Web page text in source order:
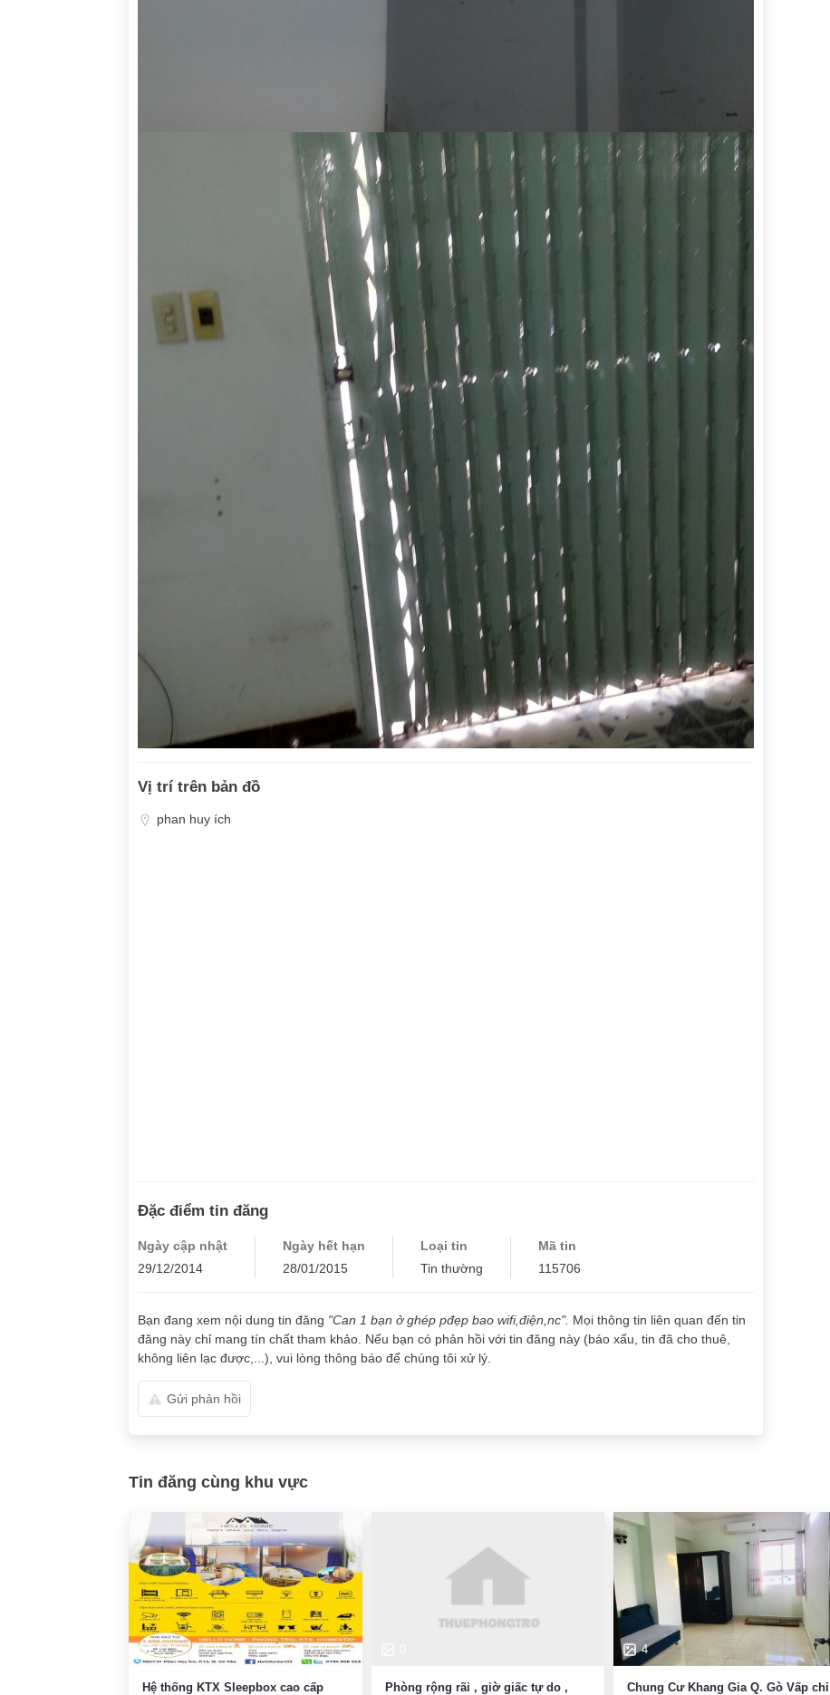
Vị trí trên bản đồ
phan huy ích
Đặc điểm tin đăng
Ngày cập nhật
29/12/2014
Ngày hết hạn
28/01/2015
Loại tin
Tin thường
Mã tin
115706
Bạn đang xem nội dung tin đăng "Can 1 bạn ở ghép pđẹp bao wifi,điện,nc". Mọi thông tin liên quan đến tin
đăng này chỉ mang tín chất tham khảo. Nếu bạn có phản hồi với tin đăng này (báo xấu, tin đã cho thuê,
không liên lạc được,...), vui lòng thông báo để chúng tôi xử lý.
Gửi phản hồi
Tin đăng cùng khu vực
6
Hệ thống KTX Sleepbox cao cấp Phòng rộng rãi , giờ giấc tự do ,
4
Chung Cư Khang Gia Q. Gò Vấp chỉ